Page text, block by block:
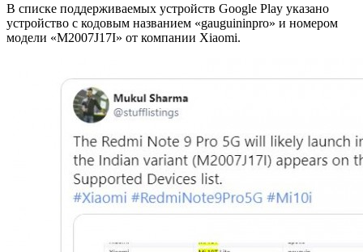
В списке поддерживаемых устройств Google Play указано
устройство с кодовым названием «gauguininpro» и номером
модели «M2007J17I» от компании Xiaomi.